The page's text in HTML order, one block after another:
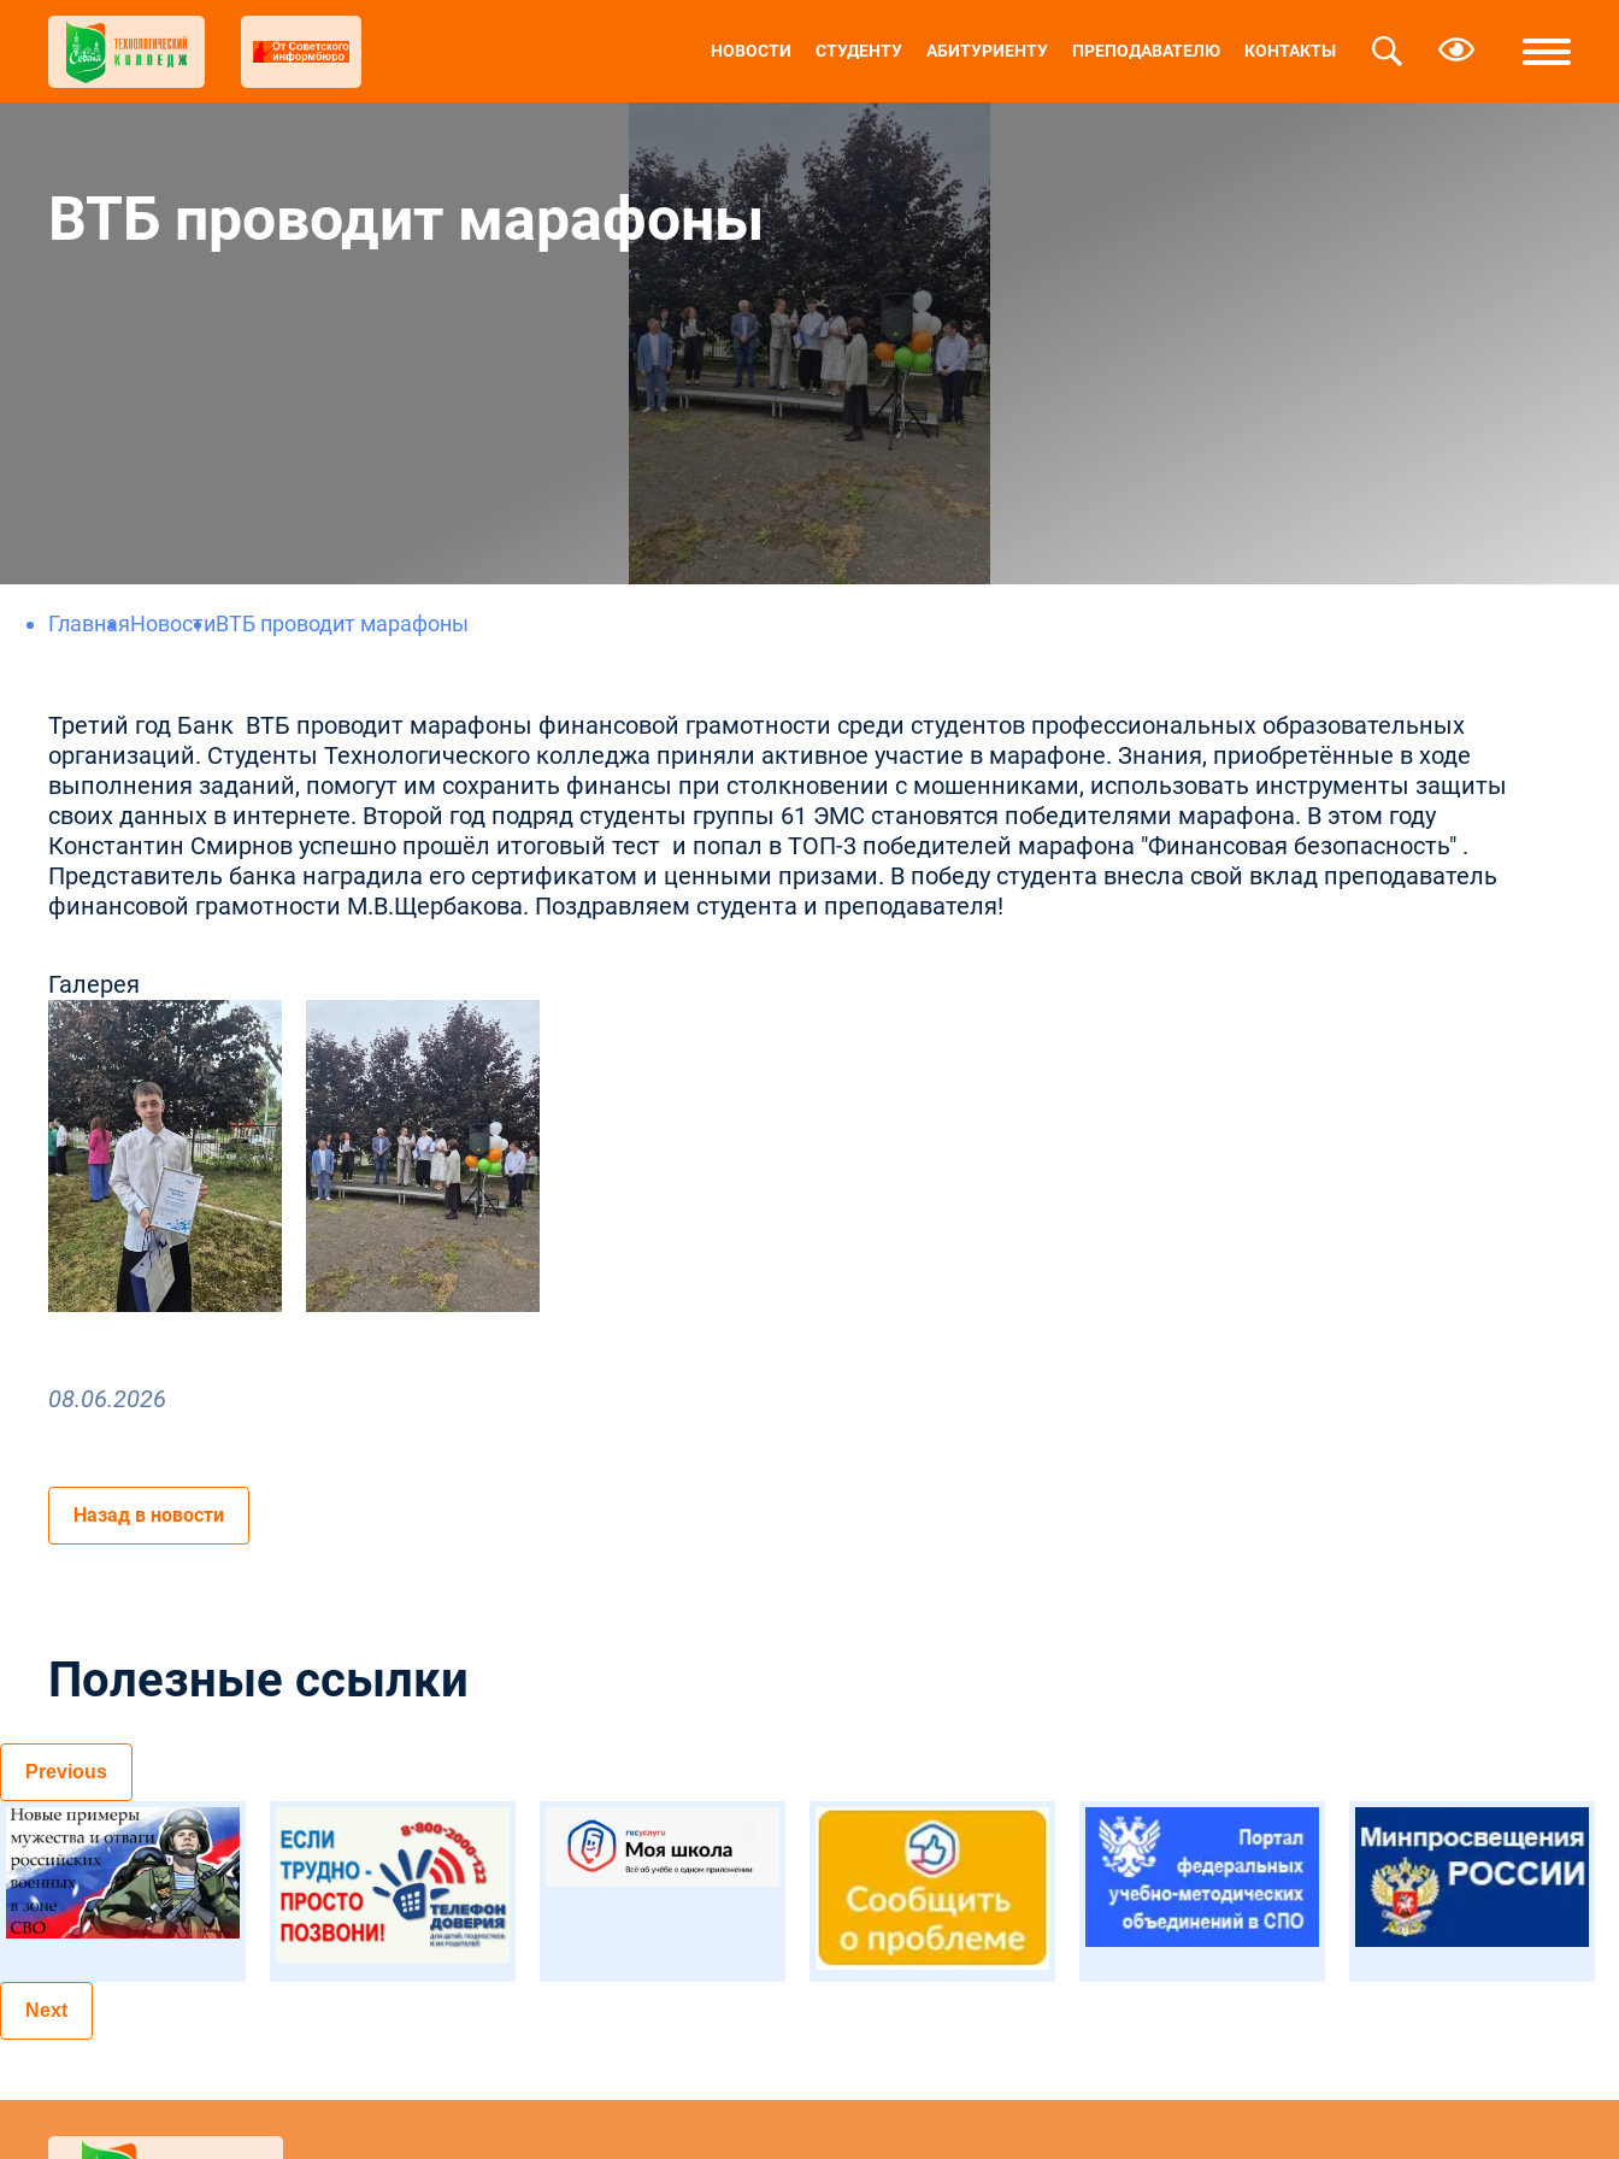
НОВОСТИ СТУДЕНТУ АБИТУРИЕНТУ ПРЕПОДАВАТЕЛЮ КОНТАКТЫ
ВТБ проводит марафоны
ГлавнаяНовостиВТБ проводит марафоны
Третий год Банк ВТБ проводит марафоны финансовой грамотности среди студентов профессиональных образовательных
организаций. Студенты Технологического колледжа приняли активное участие в марафоне. Знания, приобретённые в ходе
выполнения заданий, помогут им сохранить финансы при столкновении с мошенниками, использовать инструменты защиты
своих данных в интернете. Второй год подряд студенты группы 61 ЭМС становятся победителями марафона. В этом году
Константин Смирнов успешно прошёл итоговый тест и попал в ТОП-3 победителей марафона "Финансовая безопасность" .
Представитель банка наградила его сертификатом и ценными призами. В победу студента внесла свой вклад преподаватель
финансовой грамотности М.В.Щербакова. Поздравляем студента и преподавателя!
Галерея
08.06.2026
Назад в новости
Полезные ссылки
Previous
Next